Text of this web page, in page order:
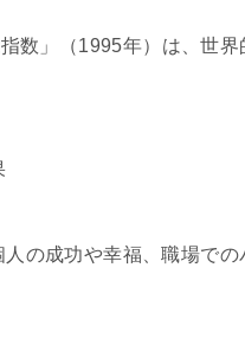
数」（1995年）は、世
の成功や幸福、職場で